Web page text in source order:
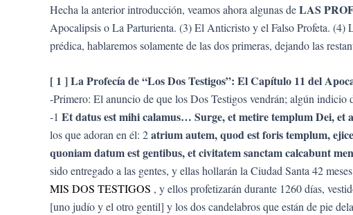
Hecha la anterior introducción, veamos ahora algunas deLAS
Apocalipsis o La Parturienta. (3) El Anticristo y el Falso Profeta.
prédica, hablaremos solamente de las dos primeras, dejando las
[ 1 ] La Profecía de “Los Dos Testigos”: El Capítulo 11 del
-Primero: El anuncio de que los Dos Testigos vendrán; algún indicio
-1 Et datus est mihi calamus… Surge, et metire templum Dei, et
los que adoran en él: 2atrium autem, quod est foris templum,
quoniam datum est gentibus, et civitatem sanctam calcabunt
sido entregado a las gentes, y ellas hollarán la Ciudad Santa 42
MIS DOS TESTIGOS , y ellos profetizarán durante 1260 días,
[uno judío y el otro gentil] y los dos candelabros que están de pie